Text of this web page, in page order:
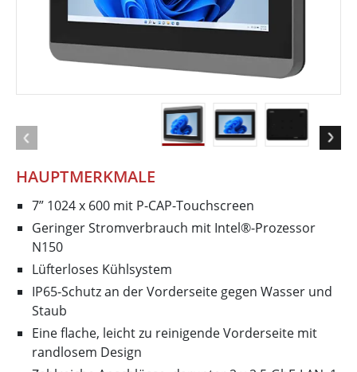
HAUPTMERKMALE
7” 1024 x 600 mit P-CAP-Touchscreen
Geringer Stromverbrauch mit Intel®-Prozessor
N150
Lüfterloses Kühlsystem
IP65-Schutz an der Vorderseite gegen Wasser und
Staub
Eine flache, leicht zu reinigende Vorderseite mit
randlosem Design